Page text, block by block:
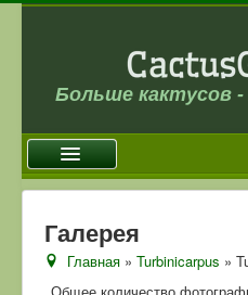
Больше кактусов
Новости
Галерея
Галерея
Главная »Turbinicarpus »